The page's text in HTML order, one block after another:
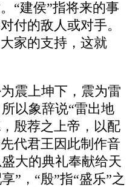
“建侯”指将来的事
付的敌人或对手。
家的支持，这就
震上坤下，震为雷
以象辞说“雷出地
殷荐之上帝，以配
代君王因此制作音
大的典礼奉献给天
”，“殷”指“盛乐”之